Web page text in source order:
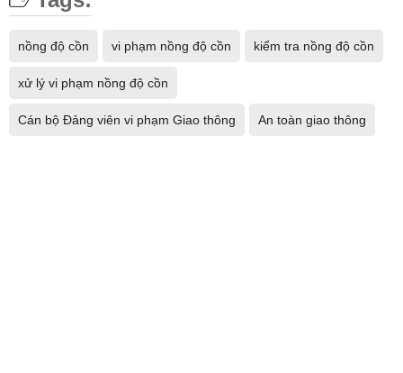
nồng độ cồn vi phạm nồng độ cồn kiểm tra nồng độ cồn
xử lý vi phạm nồng độ cồn
Cán bộ Đảng viên vi phạm Giao thông An toàn giao thông